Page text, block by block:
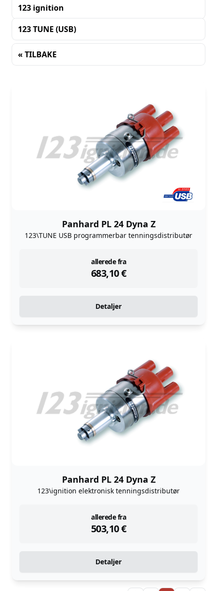
123 ignition
123 TUNE (USB)
« TILBAKE
Panhard PL 24 Dyna Z
123\TUNE USB programmerbar tenningsdistributør
allerede fra
683,10€
instock
Detaljer
Panhard PL 24 Dyna Z
123\ignition elektronisk tenningsdistributør
allerede fra
503,10€
instock
Detaljer